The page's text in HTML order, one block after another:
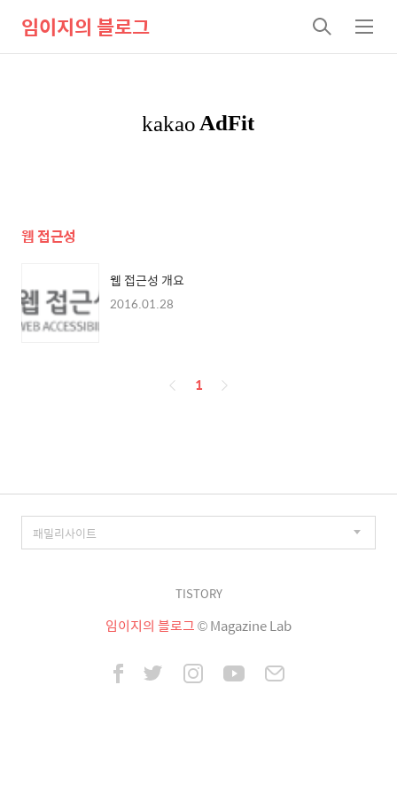
임이지의 블로그
검
색
메
뉴
웹 접근성
웹 접근성 개요
2016.01.28
페
1
TISTORY
임이지의 블로그© Magazine Lab